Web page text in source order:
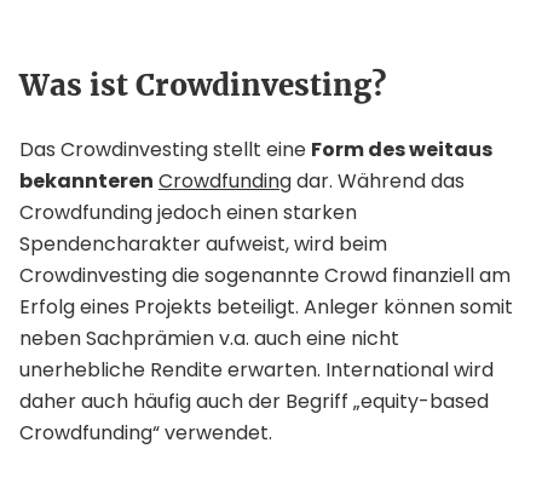
Was ist Crowdinvesting?
Das Crowdinvesting stellt eine Form des weitaus
bekannteren Crowdfundingdar. Während das
Crowdfunding jedoch einen starken
Spendencharakter aufweist, wird beim
Crowdinvesting die sogenannte Crowd finanziell am
Erfolg eines Projekts beteiligt. Anleger können somit
neben Sachprämien v.a. auch eine nicht
unerhebliche Rendite erwarten. International wird
daher auch häufig auch der Begriff „equity-based
Crowdfunding“ verwendet.